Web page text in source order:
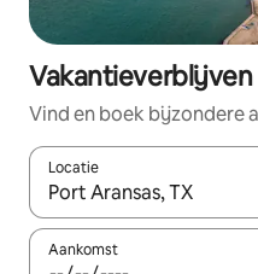
Vakantieverblijven
Vind en boek bijzondere
Locatie
Wanneer er resultaten
Aankomst